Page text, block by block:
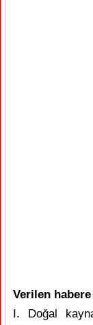
Verilen
I. Doğal